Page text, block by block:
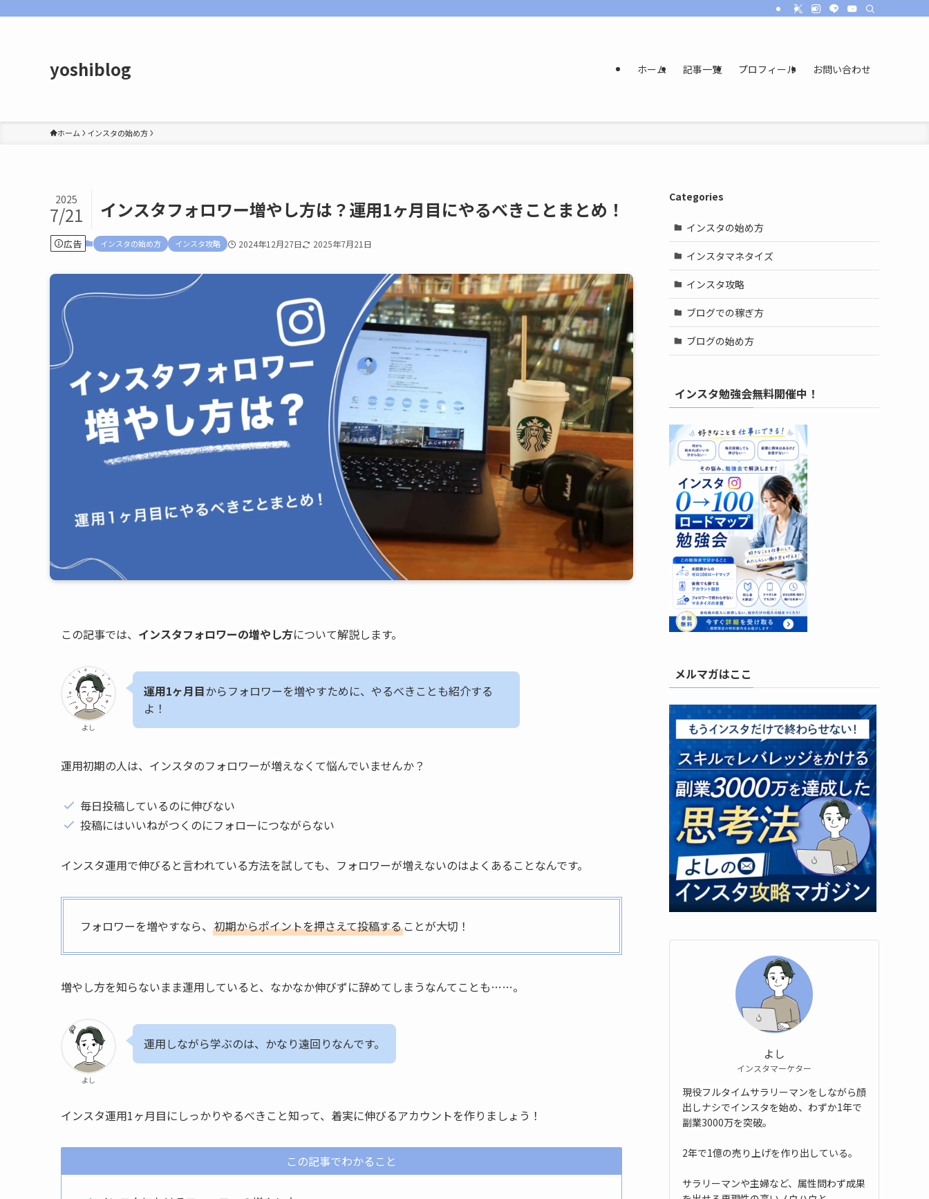
yoshiblog ホーム 記事一覧 プロフィール お問い合わせ
ホーム インスタの始め方
インスタフォロワー増やし方は？運用1ヶ月目にやるべきことまとめ！
2025
7/21
広告 インスタの始め方 インスタ攻略 2024年12月27日 2025年7月21日
この記事では、 インスタフォロワーの増やし方について解説します。
よし
運用1ヶ月目からフォロワーを増やすために、やるべきことも紹介する
よ！
運用初期の人は、インスタのフォロワーが増えなくて悩んでいませんか？
毎日投稿しているのに伸びない
投稿にはいいねがつくのにフォローにつながらない
インスタ運用で伸びると言われている方法を試しても、フォロワーが増えないのはよくあることなんです。
フォロワーを増やすなら、 初期からポイントを押さえて投稿する ことが大切！
増やし方を知らないまま運用していると、なかなか伸びずに辞めてしまうなんてことも……。
よし
運用しながら学ぶのは、かなり遠回りなんです。
インスタ運用1ヶ月目にしっかりやるべきこと知って、着実に伸びるアカウントを作りましょう！
この記事でわかること
Categories
インスタの始め方
インスタマネタイズ
インスタ攻略
ブログでの稼ぎ方
ブログの始め方
インスタ勉強会無料開催中！
メルマガはここ
よし
インスタマーケター
現役フルタイムサラリーマンをしながら顔
出しナシでインスタを始め、わずか1年で
副業3000万を突破。
2年で1億の売り上げを作り出している。
サラリーマンや主婦など、属性問わず成果